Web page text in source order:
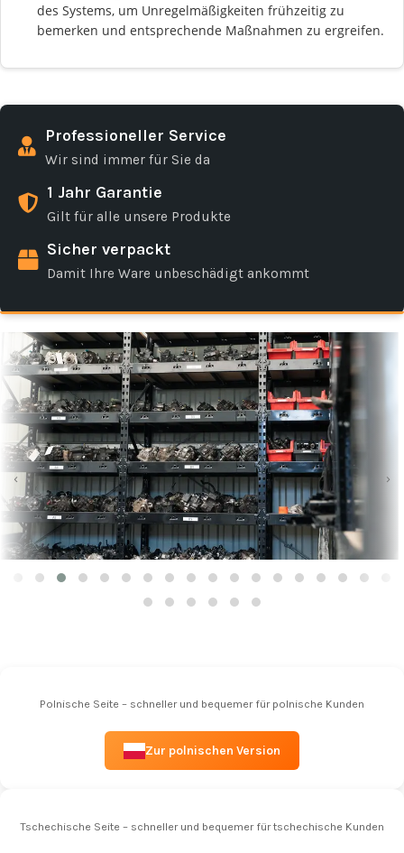
des Systems, um Unregelmäßigkeiten frühzeitig zu
bemerken und entsprechende Maßnahmen zu ergreifen.
Professioneller Service
Wir sind immer für Sie da
1 Jahr Garantie
Gilt für alle unsere Produkte
Sicher verpackt
Damit Ihre Ware unbeschädigt ankommt
‹ ›
Polnische Seite – schneller und bequemer für polnische Kunden
Zur polnischen Version
Tschechische Seite – schneller und bequemer für tschechische Kunden